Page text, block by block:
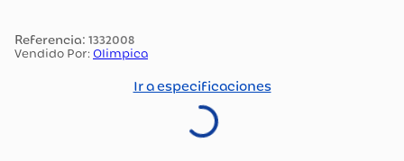
: 1332008
Vendido Por: Olimpica
Ir a especificaciones